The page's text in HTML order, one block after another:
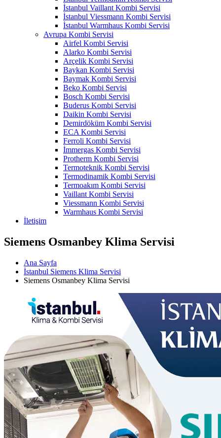
İstanbul Vaillant Kombi Servisi
İstanbul Viessmann Kombi Servisi
İstanbul Warmhaus Kombi Servisi
Avrupa Kombi Servisi
Airfel Kombi Servisi
Alarko Kombi Servisi
Arçelik Kombi Servisi
Baykan Kombi Servisi
Baymak Kombi Servisi
Beko Kombi Servisi
Bosch Kombi Servisi
Buderus Kombi Servisi
Daikin Kombi Servisi
Demirdöküm Kombi Servisi
ECA Kombi Servisi
Ferroli Kombi Servisi
İmmergas Kombi Servisi
Protherm Kombi Servisi
Termoteknik Kombi Servisi
Termodinamik Kombi Servisi
Termoakım Kombi Servisi
Vaillant Kombi Servisi
Viessmann Kombi Servisi
Warmhaus Kombi Servisi
İletişim
Siemens Osmanbey Klima Servisi
Ana Sayfa
İstanbul Siemens Klima Servisi
Siemens Osmanbey Klima Servisi